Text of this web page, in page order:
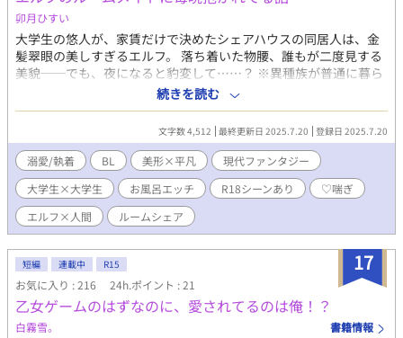
卯月ひすい
大学生の悠人が、家賃だけで決めたシェアハウスの同居人は、金
髪翠眼の美しすぎるエルフ。 落ち着いた物腰、誰もが二度見する
美貌──でも、夜になると豹変して……？ ※異種族が普通に暮ら
してるけど、現代っぽく発展してる世界観です。ゆるっと読んで
もらえたら嬉しいです。 ※ムーンライトノベルズで投稿済みの作
品です。 ※R18BL初作品。
続きを読む
文字数 4,512 最終更新日 2025.7.20 登録日 2025.7.20
溺愛/執着 BL 美形×平凡
現代ファンタジー
大学生×大学生
お風呂エッチ R18シーンあり
♡喘ぎ
エルフ×人間
ルームシェア
17
短編 連載中 R15
お気に入り : 216 24h.ポイント : 21
乙女ゲームのはずなのに、愛されてるのは俺！？
白霧雪。 書籍情報